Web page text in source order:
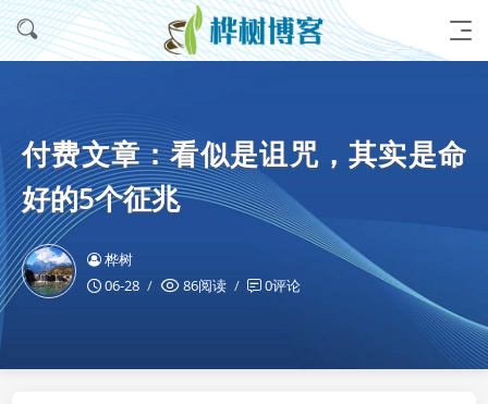
付费文章：看似是诅咒，其实是命
好的5个征兆
桦树
06-28
86阅读 0评论